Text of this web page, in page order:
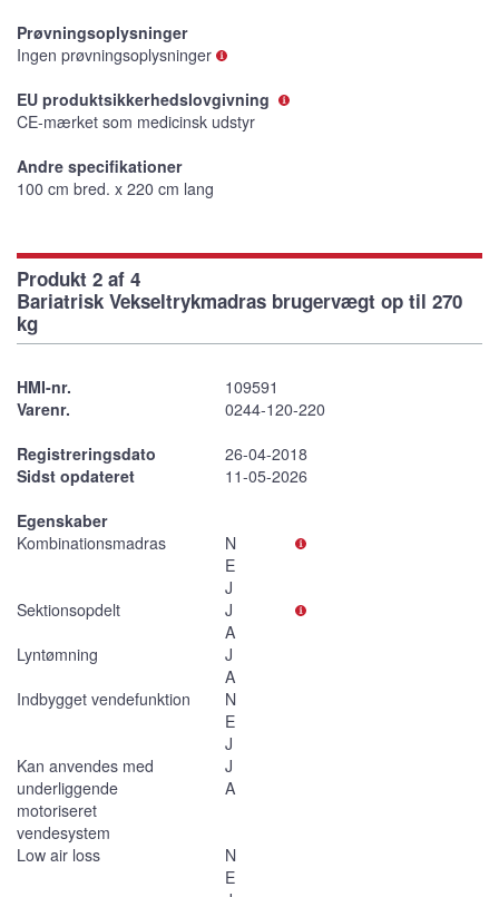
Prøvningsoplysninger
Ingen prøvningsoplysninger
EU produktsikkerhedslovgivning
CE-mærket som medicinsk udstyr
Andre specifikationer
100 cm bred. x 220 cm lang
Produkt 2 af 4
Bariatrisk Vekseltrykmadras brugervægt op til 270
kg
HMI-nr.
109591
Varenr.
0244-120-220
Registreringsdato
26-04-2018
Sidst opdateret
11-05-2026
Egenskaber
Kombinationsmadras
N
E
J
Sektionsopdelt
J
A
Lyntømning
J
A
Indbygget vendefunktion
N
E
J
Kan anvendes med
underliggende
motoriseret
vendesystem
J
A
Low air loss
N
E